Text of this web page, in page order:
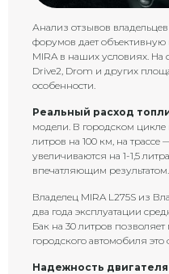
Анализ отзывов
форумов дает объективную
MIRA в наших условиях. На
Drive2, Drom и других
особенности.
Реальный расход
модели. В городском цикле
литров на 100 км, на
увеличиваются на 1-1,5
впечатляющим результатом.
Владелец MIRA L275S из
два года эксплуатации
Бак на 30 литров
городского автомобиля это
Надежность двигателя